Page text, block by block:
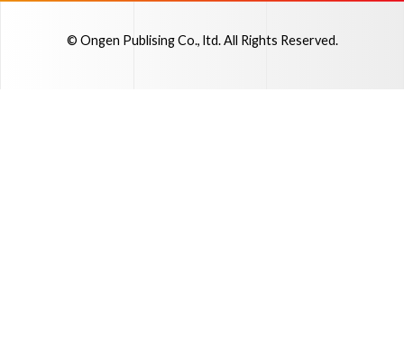
© Ongen Publising Co., ltd. All Rights Reserved.